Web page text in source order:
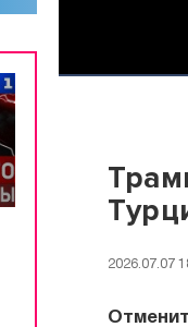
2026.07.07